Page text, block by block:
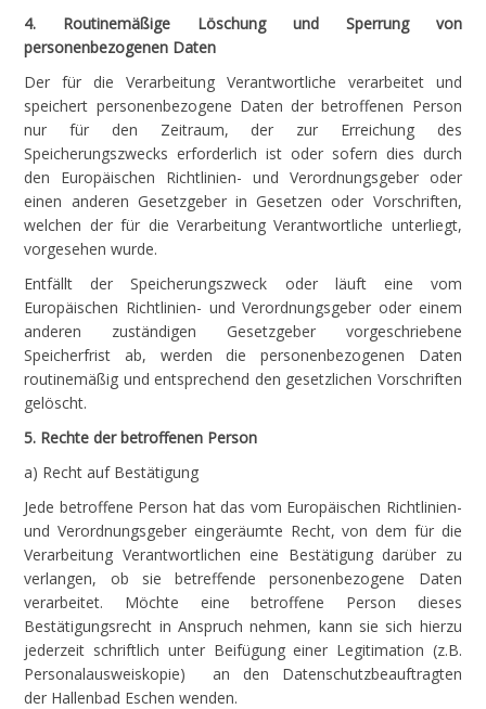
4. Routinemäßige Löschung und Sperrung von
personenbezogenen Daten
Der für die Verarbeitung Verantwortliche verarbeitet und
speichert personenbezogene Daten der betroffenen Person
nur für den Zeitraum, der zur Erreichung des
Speicherungszwecks erforderlich ist oder sofern dies durch
den Europäischen Richtlinien- und Verordnungsgeber oder
einen anderen Gesetzgeber in Gesetzen oder Vorschriften,
welchen der für die Verarbeitung Verantwortliche unterliegt,
vorgesehen wurde.
Entfällt der Speicherungszweck oder läuft eine vom
Europäischen Richtlinien- und Verordnungsgeber oder einem
anderen zuständigen Gesetzgeber vorgeschriebene
Speicherfrist ab, werden die personenbezogenen Daten
routinemäßig und entsprechend den gesetzlichen Vorschriften
gelöscht.
5. Rechte der betroffenen Person
a) Recht auf Bestätigung
Jede betroffene Person hat das vom Europäischen Richtlinien-
und Verordnungsgeber eingeräumte Recht, von dem für die
Verarbeitung Verantwortlichen eine Bestätigung darüber zu
verlangen, ob sie betreffende personenbezogene Daten
verarbeitet. Möchte eine betroffene Person dieses
Bestätigungsrecht in Anspruch nehmen, kann sie sich hierzu
jederzeit schriftlich unter Beifügung einer Legitimation (z.B.
Personalausweiskopie) an den Datenschutzbeauftragten
der Hallenbad Eschen wenden.